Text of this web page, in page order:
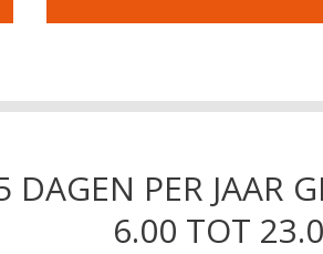
DAGEN PER JAAR
6.00 TOT